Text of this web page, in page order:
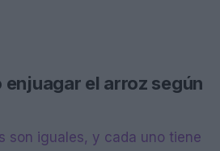
enjuagar el arroz según
son iguales, y cada uno tiene